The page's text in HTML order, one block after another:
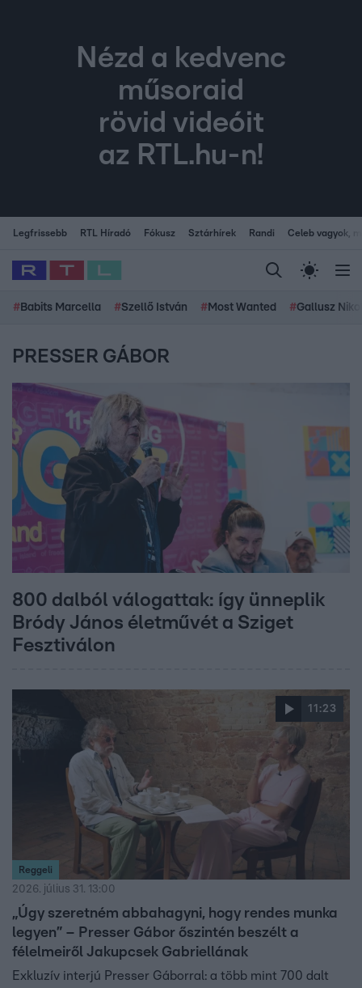
Nézd a kedvenc
műsoraid
rövid videóit
az RTL.hu-n!
Legfrissebb RTL Híradó Fókusz Sztárhírek Randi Celeb vagyok,
# Babits Marcella #Szellő István # Most Wanted #Gallusz
PRESSER GÁBOR
800 dalból válogattak: így ünneplik
Bródy János életművét a Sziget
Fesztiválon
11:23
Reggeli
2026. július 31. 13:00
„Úgy szeretném abbahagyni, hogy rendes munka
legyen” – Presser Gábor őszintén beszélt a
félelmeiről Jakupcsek Gabriellának
Exkluzív interjú Presser Gáborral: a több mint 700 dalt